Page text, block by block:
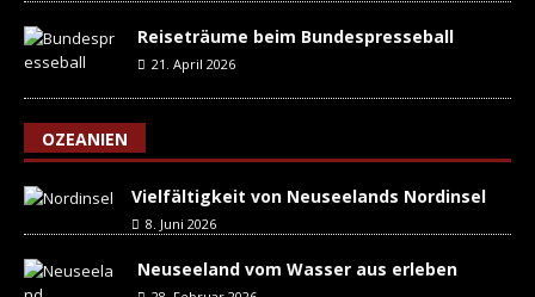
Reiseträume beim Bundespresseball
21. April 2026
OZEANIEN
Vielfältigkeit von Neuseelands Nordinsel
8. Juni 2026
Neuseeland vom Wasser aus erleben